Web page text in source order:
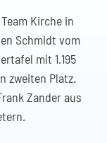
Kirche in
Schmidt vom
mit 1.195
zweiten Platz.
Zander aus